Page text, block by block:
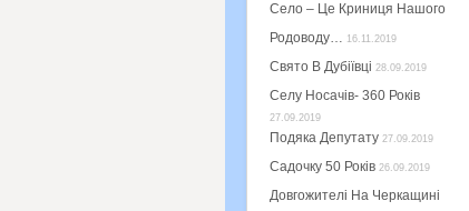
Село – Це Криниця Нашого
Родоводу… 16.11.2019
Свято В Дубіївці 28.09.2019
Селу Носачів- 360 Років
27.09.2019
Подяка Депутату 27.09.2019
Садочку 50 Років 26.09.2019
Довгожителі На Черкащині